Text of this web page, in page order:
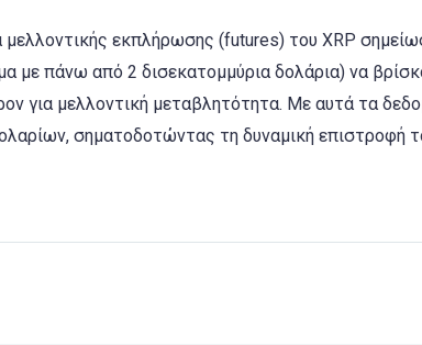
εκπλήρωσης (futures) του XRP
με πάνω από 2 δισεκατομμύρια δολάρια) να
για μελλοντική μεταβλητότητα. Με αυτά τα
σηματοδοτώντας τη δυναμική επιστροφή